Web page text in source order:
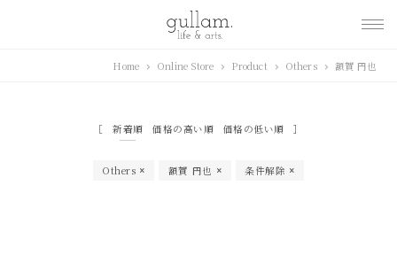
Home Online Store Product Others 額賀 円也
新着順 価格の高い順 価格の低い順
Others 額賀 円也 条件解除